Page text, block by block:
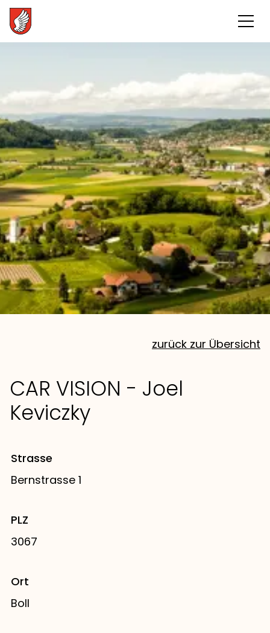
zurück zur Übersicht
CAR VISION - Joel
Keviczky
Strasse
Bernstrasse 1
PLZ
3067
Ort
Boll